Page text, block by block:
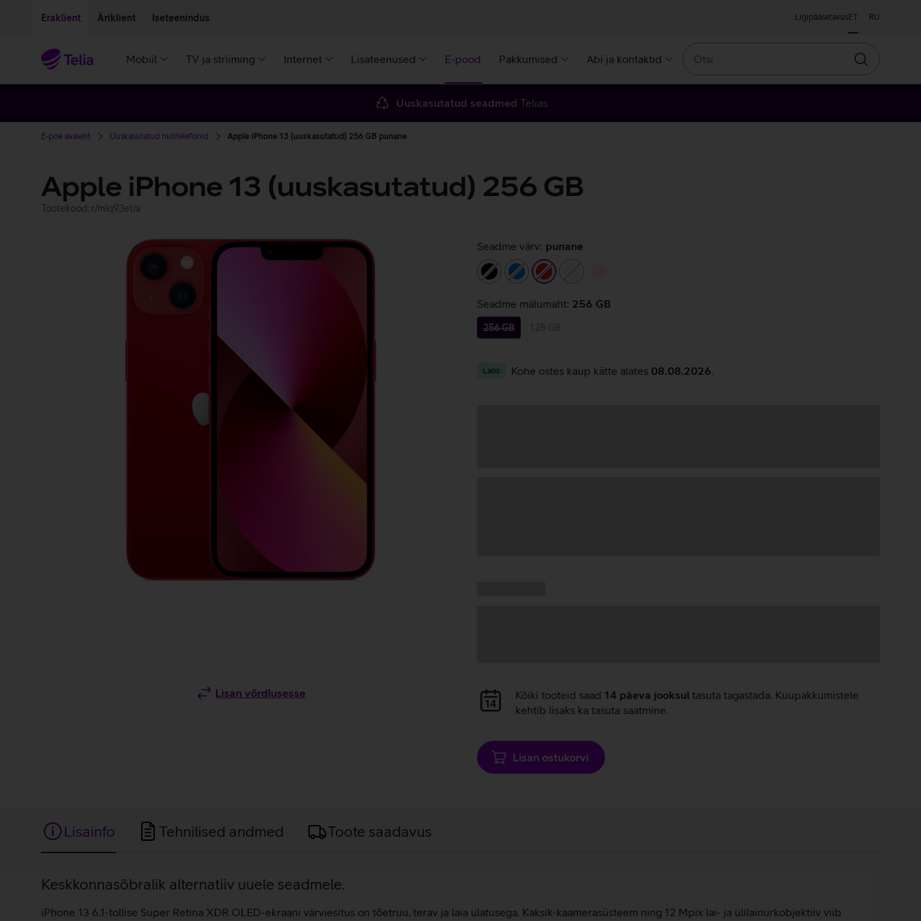
Eraklient Äriklient Iseteenindus LigipääsetavusET RU
Mobiil TV ja striiming Internet Lisateenused E-pood Pakkumised Abi ja kontaktid
Otsin
Uuskasutatud seadmed Telias
E-poe avaleht Uuskasutatud nutitelefonid Apple iPhone 13 (uuskasutatud) 256 GB punane
Apple iPhone 13 (uuskasutatud) 256 GB
Tootekood: r/mlq93et/a
Lisan võrdlusesse
Seadme värv: punane
mustsininepunanevalge
Seadme mälumaht: 256 GB
256 GB
Laos Kohe ostes kaup kätte alates 08.08.2026
Andmete
laadimine
Kõiki tooteid saad 14 päeva jooksul tasuta tagastada. Kuupakkumistele
kehtib lisaks ka tasuta saatmine.
Lisan ostukorvi
Lisainfo Tehnilised andmed Toote saadavus
Lisainfo
Keskkonnasõbralik alternatiiv uuele seadmele.
iPhone 13 6,1-tollise Super Retina XDR OLED-ekraani värviesitus on tõetruu, terav ja laia ulatusega. Kaksik-kaamerasüsteem ning 12 Mpix lai- ja ülilainurkobjektiiv viib